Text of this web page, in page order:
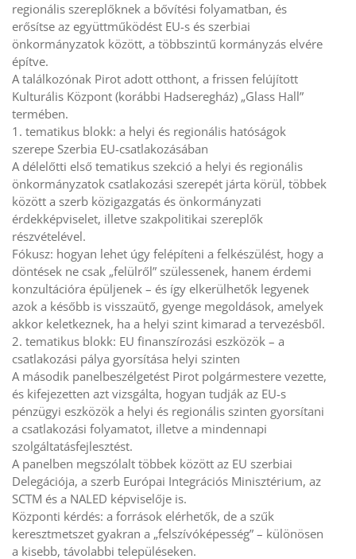
regionális szereplőknek a bővítési folyamatban, és
erősítse az együttműködést EU-s és szerbiai
önkormányzatok között, a többszintű kormányzás elvére
építve.
A találkozónak Pirot adott otthont, a frissen felújított
Kulturális Központ (korábbi Hadseregház) „Glass Hall”
termében.
1. tematikus blokk: a helyi és regionális hatóságok
szerepe Szerbia EU-csatlakozásában
A délelőtti első tematikus szekció a helyi és regionális
önkormányzatok csatlakozási szerepét járta körül, többek
között a szerb közigazgatás és önkormányzati
érdekképviselet, illetve szakpolitikai szereplők
részvételével.
Fókusz: hogyan lehet úgy felépíteni a felkészülést, hogy a
döntések ne csak „felülről” szülessenek, hanem érdemi
konzultációra épüljenek – és így elkerülhetők legyenek
azok a később is visszaütő, gyenge megoldások, amelyek
akkor keletkeznek, ha a helyi szint kimarad a tervezésből.
2. tematikus blokk: EU finanszírozási eszközök – a
csatlakozási pálya gyorsítása helyi szinten
A második panelbeszélgetést Pirot polgármestere vezette,
és kifejezetten azt vizsgálta, hogyan tudják az EU-s
pénzügyi eszközök a helyi és regionális szinten gyorsítani
a csatlakozási folyamatot, illetve a mindennapi
szolgáltatásfejlesztést.
A panelben megszólalt többek között az EU szerbiai
Delegációja, a szerb Európai Integrációs Minisztérium, az
SCTM és a NALED képviselője is.
Központi kérdés: a források elérhetők, de a szűk
keresztmetszet gyakran a „felszívóképesség” – különösen
a kisebb, távolabbi településeken.